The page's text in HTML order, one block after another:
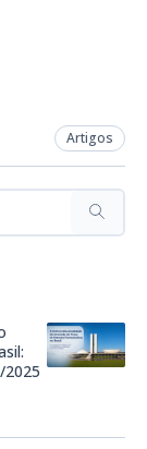
Artigos
2025